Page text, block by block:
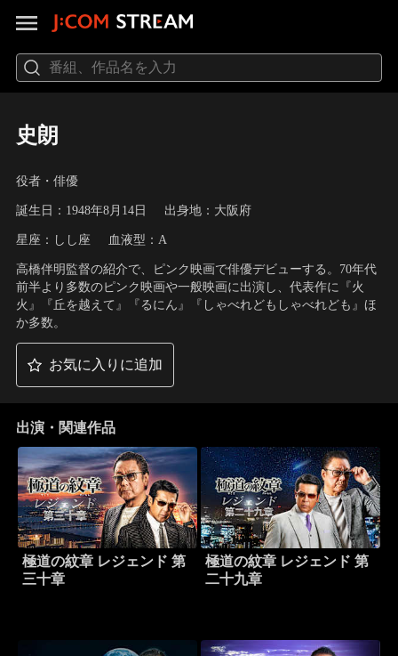
史朗
役者・俳優
誕生日：1948年8月14日 出身地：大阪府
星座：しし座 血液型：A
高橋伴明監督の紹介で、ピンク映画で俳優デビューする。70年代
前半より多数のピンク映画や一般映画に出演し、代表作に『火
火』『丘を越えて』『るにん』『しゃべれどもしゃべれども』ほ
か多数。
お気に入りに追加
出演・関連作品
極道の紋章 レジェンド 第
三十章
極道の紋章 レジェンド 第
二十九章